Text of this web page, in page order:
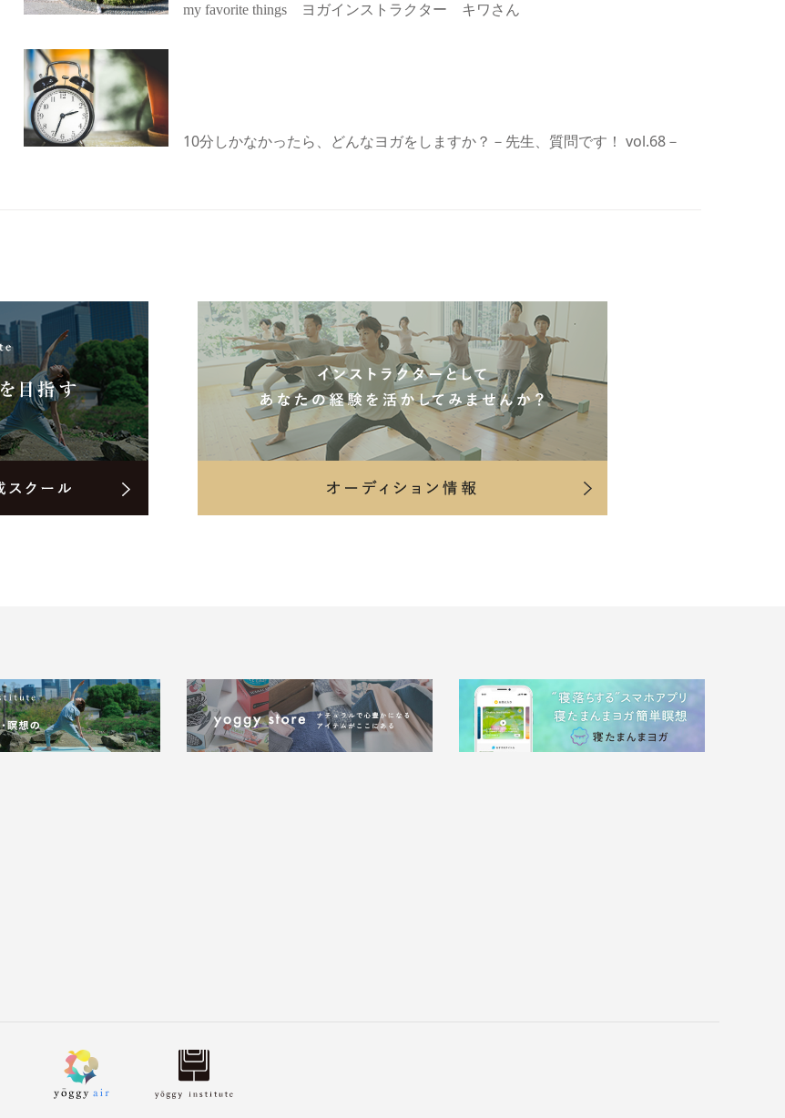
my favorite things ヨガインストラクター キワさん
10分しかなかったら、どんなヨガをしますか？－先生、質問です！ vol.68－